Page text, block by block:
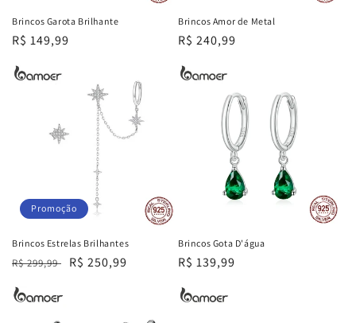
Brincos Garota Brilhante
Preço
R$ 149,99
Brincos Amor de Metal
Preço
R$ 240,99
Promoção
Brincos Estrelas Brilhantes
Preço
R$ 299,99
Preço
R$ 250,99
Brincos Gota D'água
Preço
R$ 139,99